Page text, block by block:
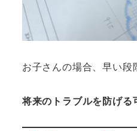
お子さんの場合、早い
将来のトラブルを防げる